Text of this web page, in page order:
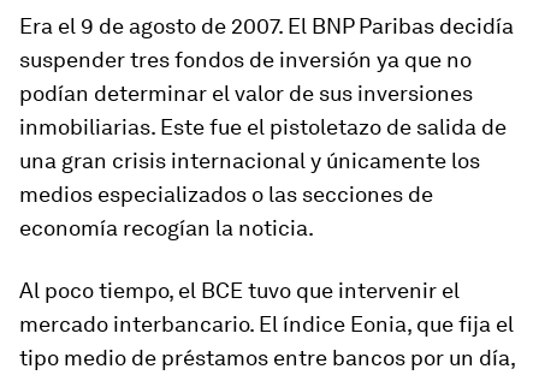
Era el 9 de agosto de 2007. El BNP Paribas decidía
suspender tres fondos de inversión ya que no
podían determinar el valor de sus inversiones
inmobiliarias. Este fue el pistoletazo de salida de
una gran crisis internacional y únicamente los
medios especializados o las secciones de
economía recogían la noticia.
Al poco tiempo, el BCE tuvo que intervenir el
mercado interbancario. El índice Eonia, que fija el
tipo medio de préstamos entre bancos por un día,